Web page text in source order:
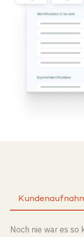
Noch nie war es so